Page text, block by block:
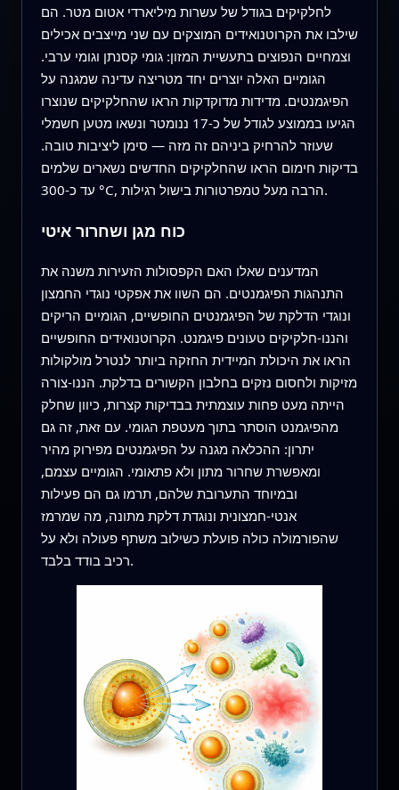
לחלקיקים בגודל של עשרות מיליארדי אטום מטר. הם
שילבו את הקרוטנואידים המוצקים עם שני מייצבים אכילים
וצמחיים הנפוצים בתעשיית המזון: גומי קסנתן וגומי ערבי.
הגומיים האלה יוצרים יחד מטריצה עדינה שמגנה על
הפיגמנטים. מדידות מדוקדקות הראו שהחלקיקים שנוצרו
הגיעו בממוצע לגודל של כ-17 ננומטר ונשאו מטען חשמלי
שעוזר להרחיק ביניהם זה מזה — סימן ליציבות טובה.
בדיקות חימום הראו שהחלקיקים החדשים נשארים שלמים
עד כ-300 °C, הרבה מעל טמפרטורות בישול רגילות.
כוח מגן ושחרור איטי
המדענים שאלו האם הקפסולות הזעירות משנה את
התנהגות הפיגמנטים. הם השוו את אפקטי נוגדי החמצון
ונוגדי הדלקת של הפיגמנטים החופשיים, הגומיים הריקים
והננו-חלקיקים טעונים פיגמנט. הקרוטנואידים החופשיים
הראו את היכולת המיידית החזקה ביותר לנטרל מולקולות
מזיקות ולחסום נזקים בחלבון הקשורים בדלקת. הננו-צורה
הייתה מעט פחות עוצמתית בבדיקות קצרות, כיוון שחלק
מהפיגמנט הוסתר בתוך מעטפת הגומי. עם זאת, זה גם
יתרון: ההכלאה מגנה על הפיגמנטים מפירוק מהיר
ומאפשרת שחרור מתון ולא פתאומי. הגומיים עצמם,
ובמיוחד התערובת שלהם, תרמו גם הם פעילות
אנטי-חמצונית ונוגדת דלקת מתונה, מה שמרמז
שהפורמולה כולה פועלת כשילוב משתף פעולה ולא על
רכיב בודד בלבד.